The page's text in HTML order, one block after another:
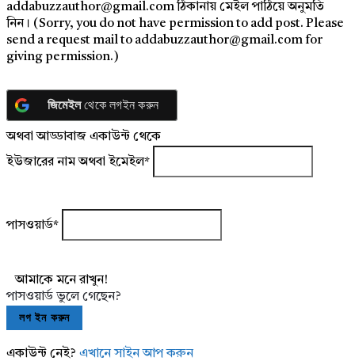
addabuzzauthor@gmail.com ঠিকানায় মেইল পাঠিয়ে অনুমতি
নিন। (Sorry, you do not have permission to add post. Please
send a request mail to addabuzzauthor@gmail.com for
giving permission.)
জিমেইলথেকে লগইন করুন
অথবা আড্ডাবাজ একাউন্ট থেকে
ইউজারের নাম অথবা ইমেইল*
পাসওয়ার্ড*
আমাকে মনে রাখুন!
পাসওয়ার্ড ভুলে গেছেন?
একাউন্ট নেই? এখানে সাইন আপ করুন